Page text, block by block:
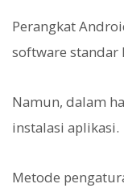
Perangkat
software standar
Namun, dalam
instalasi aplikasi.
Metode